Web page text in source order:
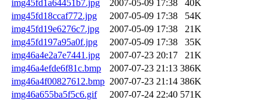
img45fd1a64451b7.jpg
2007-05-09 17:38
40K
img45fd18ccaf772.jpg
2007-05-09 17:38
54K
img45fd19e6276c7.jpg
2007-05-09 17:38
21K
img45fd197a95a0f.jpg
2007-05-09 17:38
35K
img46a4e2a7e7441.jpg
2007-07-23 20:17
21K
img46a4efde6f81c.bmp
2007-07-23 21:13 386K
img46a4f00827612.bmp 2007-07-23 21:14 386K
img46a655ba5f5c6.gif
2007-07-24 22:40 571K